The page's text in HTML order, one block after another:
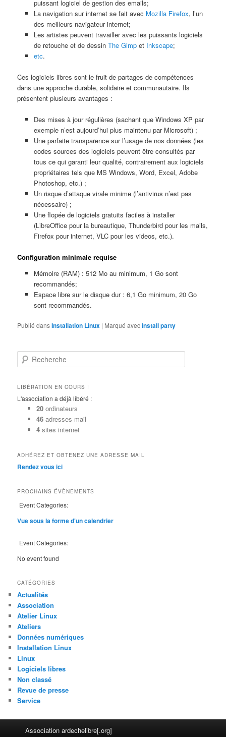
puissant logiciel de gestion des emails;
La navigation sur internet se fait avec Mozilla Firefox, l’un
des meilleurs navigateur internet;
Les artistes peuvent travailler avec les puissants logiciels
de retouche et de dessin The Gimpet Inkscape;
etc.
Ces logiciels libres sont le fruit de partages de compétences
dans une approche durable, solidaire et communautaire. Ils
présentent plusieurs avantages :
Des mises à jour régulières (sachant que Windows XP par
exemple n’est aujourd’hui plus maintenu par Microsoft) ;
Une parfaite transparence sur l’usage de nos données (les
codes sources des logiciels peuvent être consultés par
tous ce qui garanti leur qualité, contrairement aux logiciels
propriétaires tels que MS Windows, Word, Excel, Adobe
Photoshop, etc.) ;
Un risque d’attaque virale minime (l’antivirus n’est pas
nécessaire) ;
Une flopée de logiciels gratuits faciles à installer
(LibreOffice pour la bureautique, Thunderbird pour les mails,
Firefox pour internet, VLC pour les videos, etc.).
Configuration minimale requise
Mémoire (RAM) : 512 Mo au minimum, 1 Go sont
recommandés;
Espace libre sur le disque dur : 6,1 Go minimum, 20 Go
sont recommandés.
Publié dansInstallation Linux | Marqué avecinstall party
e
h
r
LIBÉRATION EN COURS !
L'association a déjà libéré :
20ordinateurs
46adresses mail
4sites internet
ADHÉREZ ET OBTENEZ UNE ADRESSE MAIL
Rendez vous ici
PROCHAINS ÉVÈNEMENTS
Event Categories:
Vue sous la forme d'un calendrier
Event Categories:
No event found
CATÉGORIES
Actualités
Association
Atelier Linux
Ateliers
Données numériques
Installation Linux
Linux
Logiciels libres
Non classé
Revue de presse
Service
Association ardechelibre[.org]